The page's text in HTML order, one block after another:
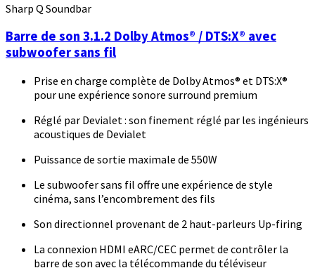
Sharp Q Soundbar
Barre de son 3.1.2 Dolby Atmos® / DTS:X® avec
subwoofer sans fil
Prise en charge complète de Dolby Atmos® et DTS:X®
pour une expérience sonore surround premium
Réglé par Devialet : son finement réglé par les ingénieurs
acoustiques de Devialet
Puissance de sortie maximale de 550W
Le subwoofer sans fil offre une expérience de style
cinéma, sans l’encombrement des fils
Son directionnel provenant de 2 haut-parleurs Up-firing
La connexion HDMI eARC/CEC permet de contrôler la
barre de son avec la télécommande du téléviseur